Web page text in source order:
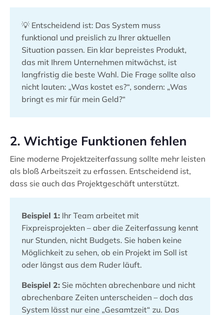
💡 Entscheidend ist: Das System muss
funktional und preislich zu Ihrer aktuellen
Situation passen. Ein klar bepreistes Produkt,
das mit Ihrem Unternehmen mitwächst, ist
langfristig die beste Wahl. Die Frage sollte also
nicht lauten: „Was kostet es?“, sondern: „Was
bringt es mir für mein Geld?“
2. Wichtige Funktionen fehlen
Eine moderne Projektzeiterfassung sollte mehr leisten
als bloß Arbeitszeit zu erfassen. Entscheidend ist,
dass sie auch das Projektgeschäft unterstützt.
Beispiel 1: Ihr Team arbeitet mit
Fixpreisprojekten – aber die Zeiterfassung kennt
nur Stunden, nicht Budgets. Sie haben keine
Möglichkeit zu sehen, ob ein Projekt im Soll ist
oder längst aus dem Ruder läuft.
Beispiel 2: Sie möchten abrechenbare und nicht
abrechenbare Zeiten unterscheiden – doch das
System lässt nur eine „Gesamtzeit“ zu. Das